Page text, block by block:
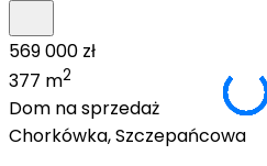
569 000 zł
377 m2
Dom na sprzedaż
Chorkówka, Szczepańcowa